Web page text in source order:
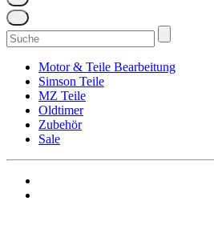
Suchen
nach:
Motor & Teile Bearbeitung
Simson Teile
MZ Teile
Oldtimer
Zubehör
Sale